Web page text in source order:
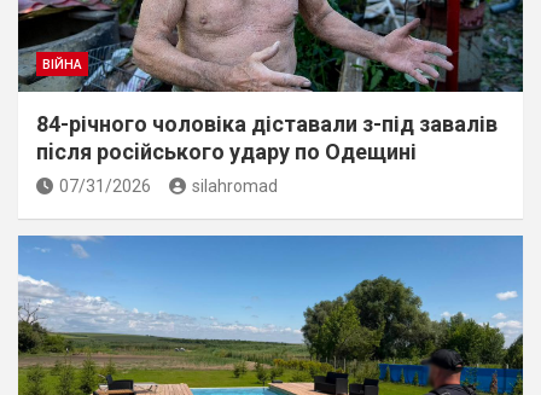
ВІЙНА
84-річного чоловіка діставали з-під завалів
пiсля росiйського удару по Одещині
07/31/2026 silahromad